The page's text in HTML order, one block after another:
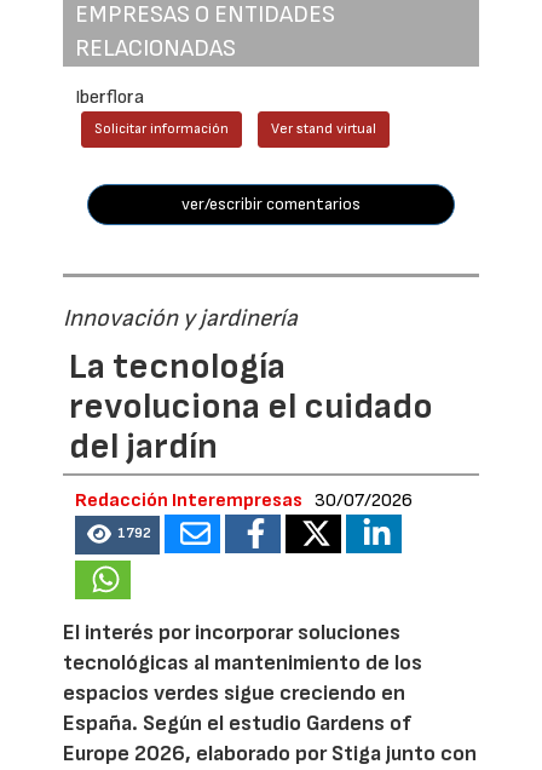
EMPRESAS O ENTIDADES
RELACIONADAS
Iberflora
Solicitar información Ver stand virtual
ver/escribir comentarios
Innovación y jardinería
La tecnología
revoluciona el cuidado
del jardín
Redacción Interempresas 30/07/2026
1792
El interés por incorporar soluciones
tecnológicas al mantenimiento de los
espacios verdes sigue creciendo en
España. Según el estudio Gardens of
Europe 2026, elaborado por Stiga junto con